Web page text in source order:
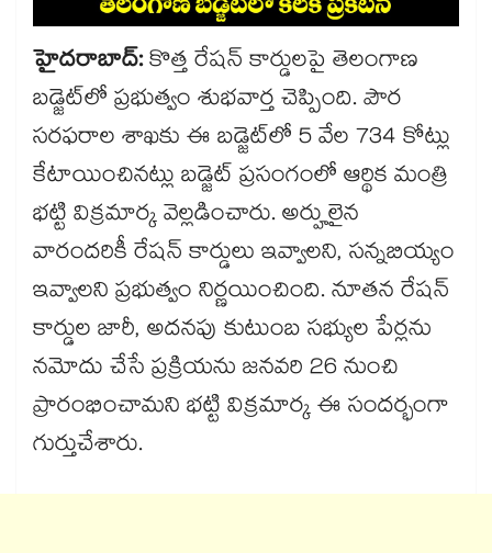
హైదరాబాద్:కొత్త రేషన్ కార్డులపై తెలంగాణ
బడ్జెట్⁬లో ప్రభుత్వం శుభవార్త చెప్పింది. పౌర
సరఫరాల శాఖకు ఈ బడ్జెట్⁬లో 5 వేల 734 కోట్లు
కేటాయించినట్లు బడ్జెట్ ప్రసంగంలో ఆర్థిక మంత్రి
భట్టి విక్రమార్క వెల్లడించారు. అర్హులైన
వారందరికీ రేషన్ కార్డులు ఇవ్వాలని, సన్నబియ్యం
ఇవ్వాలని ప్రభుత్వం నిర్ణయించింది. నూతన రేషన్
కార్డుల జారీ, అదనపు కుటుంబ సభ్యుల పేర్లను
నమోదు చేసే ప్రక్రియను జనవరి 26 నుంచి
ప్రారంభించామని భట్టి విక్రమార్క ఈ సందర్భంగా
గుర్తుచేశారు.